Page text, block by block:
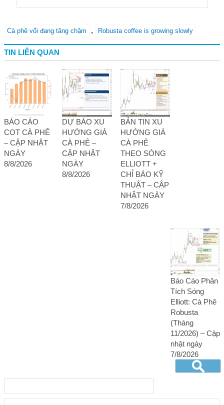
Cà phê vối đang tăng chậm , Robusta coffee is growing slowly
TIN LIÊN QUAN
BÁO CÁO
COT CÀ PHÊ
– CẬP NHẬT
NGÀY
8/8/2026
DỰ BÁO XU
HƯỚNG GIÁ
CÀ PHÊ –
CẬP NHẬT
NGÀY
8/8/2026
BẢN TIN XU
HƯỚNG GIÁ
CÀ PHÊ
THEO SÓNG
ELLIOTT +
CHỈ BÁO KỸ
THUẬT – CẬP
NHẬT NGÀY
7/8/2026
Báo Cáo Phân
Tích Sóng
Elliott: Cà Phê
Robusta
(Tháng
11/2026) – Cập
nhật ngày
7/8/2026